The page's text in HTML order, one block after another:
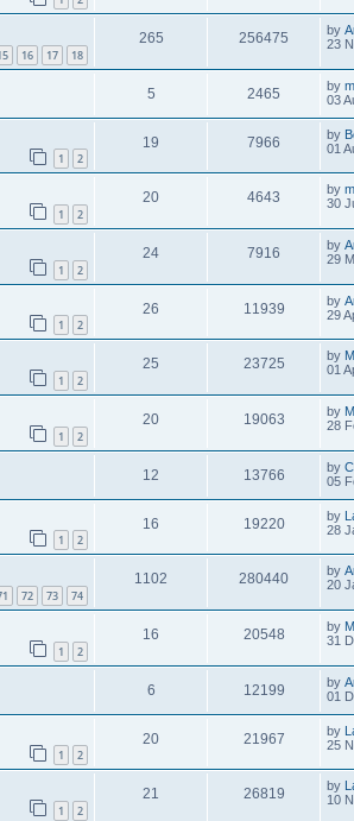
16 17 18
265 256475 by
23
5 2465 by
03
1 2
19 7966 by
01
1 2
20 4643 by
30
1 2
24 7916 by
29
1 2
26 11939 by
29
1 2
25 23725 by
01
1 2
20 19063 by
28
12 13766 by
05
1 2
16 19220 by
28
72 73 74
1102 280440 by
20
1 2
16 20548 by
31
6 12199 by
01
1 2
20 21967 by
25
1 2
21 26819 by
10